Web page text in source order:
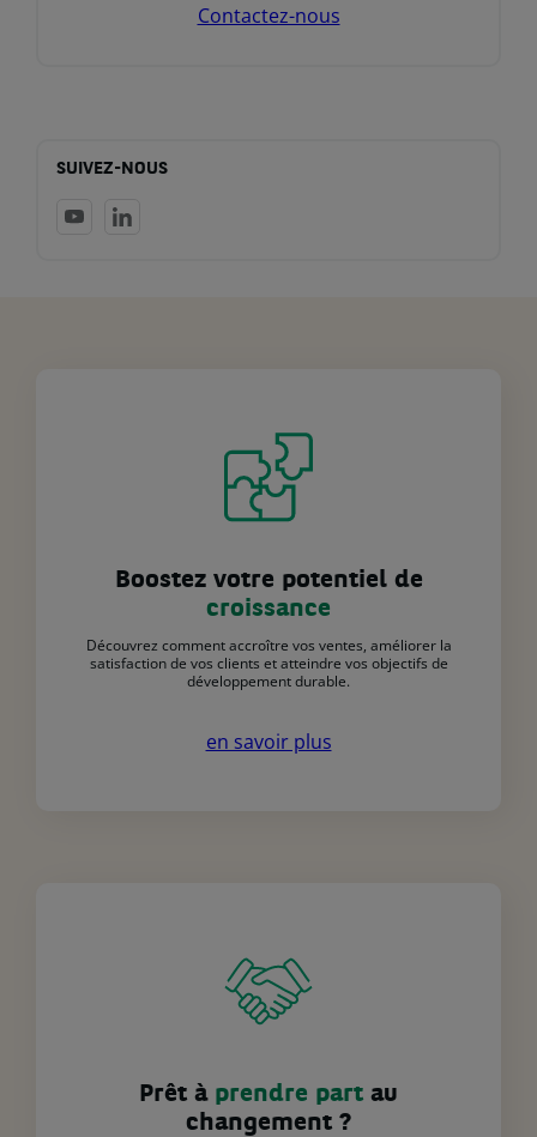
Contactez-nous
SUIVEZ-NOUS
Boostez votre potentiel de
croissance
Découvrez comment accroître vos ventes, améliorer la
satisfaction de vos clients et atteindre vos objectifs de
développement durable.
en savoir plus
Prêt à prendre part au
changement ?